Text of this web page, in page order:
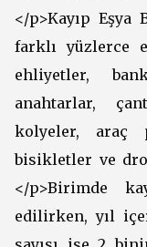
</p>Kayıp
farklı yüzlerce
ehliyetler,
anahtarlar,
kolyeler, araç
bisikletler ve
</p>Birimde
edilirken, yıl